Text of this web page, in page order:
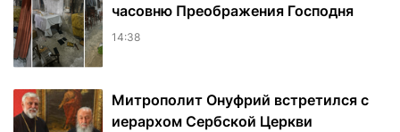
часовню Преображения Господня
14:38
Митрополит Онуфрий встретился с
иерархом Сербской Церкви